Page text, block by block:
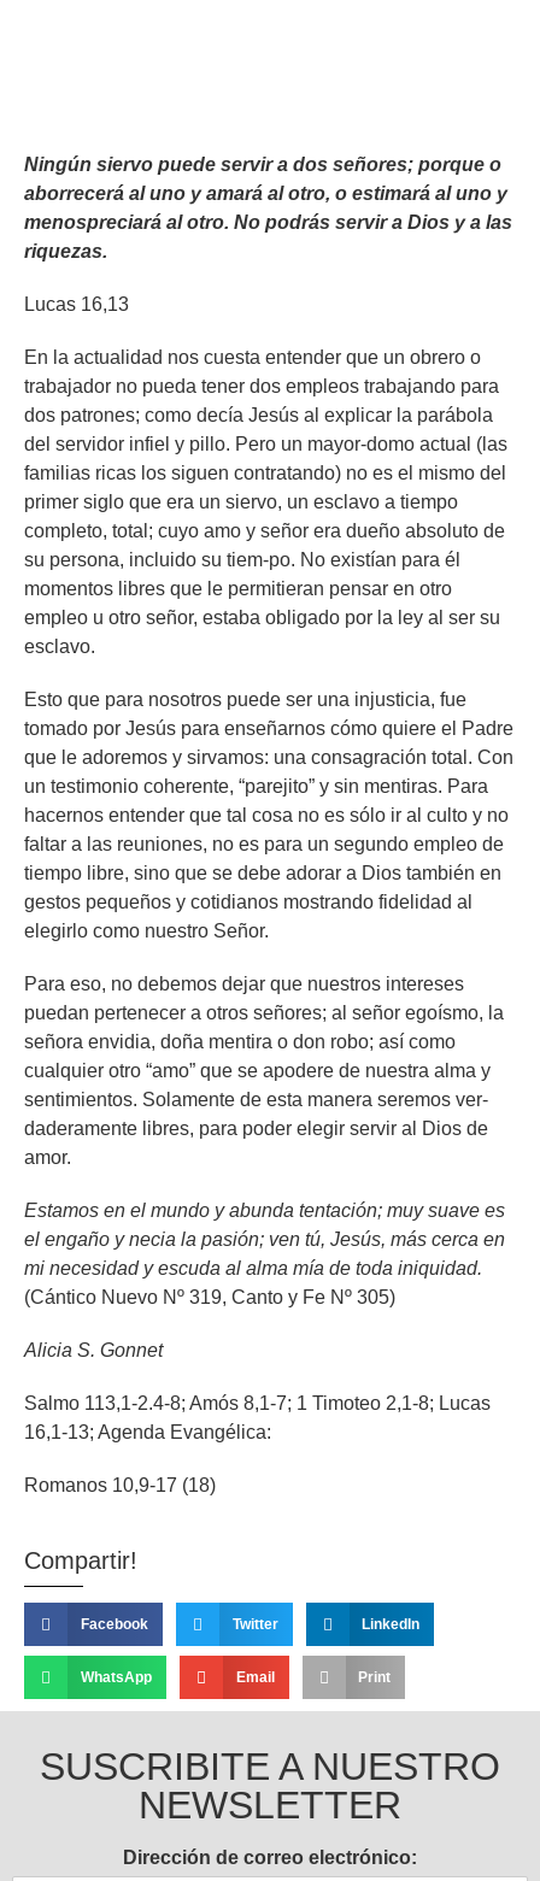
Ningún siervo puede servir a dos señores; porque o
aborrecerá al uno y amará al otro, o estimará al uno y
menospreciará al otro. No podrás servir a Dios y a las
riquezas.
Lucas 16,13
En la actualidad nos cuesta entender que un obrero o
trabajador no pueda tener dos empleos trabajando para
dos patrones; como decía Jesús al explicar la parábola
del servidor infiel y pillo. Pero un mayor-domo actual (las
familias ricas los siguen contratando) no es el mismo del
primer siglo que era un siervo, un esclavo a tiempo
completo, total; cuyo amo y señor era dueño absoluto de
su persona, incluido su tiem-po. No existían para él
momentos libres que le permitieran pensar en otro
empleo u otro señor, estaba obligado por la ley al ser su
esclavo.
Esto que para nosotros puede ser una injusticia, fue
tomado por Jesús para enseñarnos cómo quiere el Padre
que le adoremos y sirvamos: una consagración total. Con
un testimonio coherente, “parejito” y sin mentiras. Para
hacernos entender que tal cosa no es sólo ir al culto y no
faltar a las reuniones, no es para un segundo empleo de
tiempo libre, sino que se debe adorar a Dios también en
gestos pequeños y cotidianos mostrando fidelidad al
elegirlo como nuestro Señor.
Para eso, no debemos dejar que nuestros intereses
puedan pertenecer a otros señores; al señor egoísmo, la
señora envidia, doña mentira o don robo; así como
cualquier otro “amo” que se apodere de nuestra alma y
sentimientos. Solamente de esta manera seremos ver-
daderamente libres, para poder elegir servir al Dios de
amor.
Estamos en el mundo y abunda tentación; muy suave es
el engaño y necia la pasión; ven tú, Jesús, más cerca en
mi necesidad y escuda al alma mía de toda iniquidad.
(Cántico Nuevo Nº 319, Canto y Fe Nº 305)
Alicia S. Gonnet
Salmo 113,1-2.4-8; Amós 8,1-7; 1 Timoteo 2,1-8; Lucas
16,1-13; Agenda Evangélica:
Romanos 10,9-17 (18)
Compartir!
Facebook Twitter LinkedIn
WhatsApp Email Print
SUSCRIBITE A NUESTRO
NEWSLETTER
Dirección de correo electrónico: